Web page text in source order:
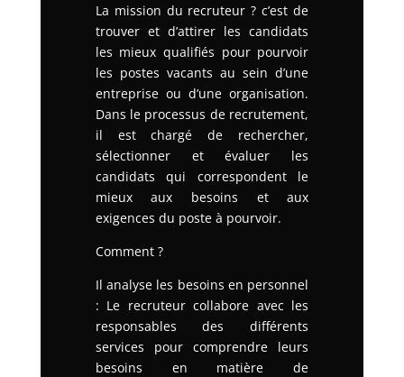
La mission du recruteur ? c’est de
trouver et d’attirer les candidats
les mieux qualifiés pour pourvoir
les postes vacants au sein d’une
entreprise ou d’une organisation.
Dans le processus de recrutement,
il est chargé de rechercher,
sélectionner et évaluer les
candidats qui correspondent le
mieux aux besoins et aux
exigences du poste à pourvoir.
Comment ?
Il analyse les besoins en personnel
: Le recruteur collabore avec les
responsables des différents
services pour comprendre leurs
besoins en matière de